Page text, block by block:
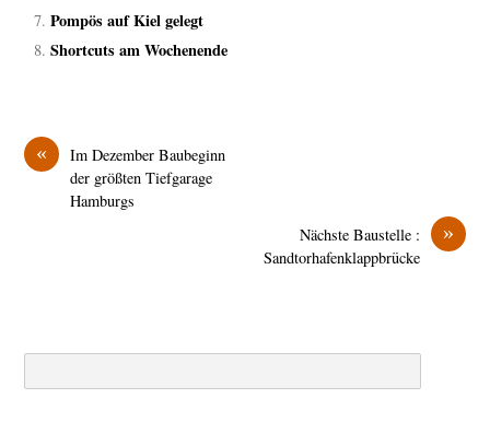
Pompös auf Kiel gelegt
Shortcuts am Wochenende
«
Im Dezember Baubeginn
der größten Tiefgarage
Hamburgs
»
Nächste Baustelle :
Sandtorhafenklappbrücke